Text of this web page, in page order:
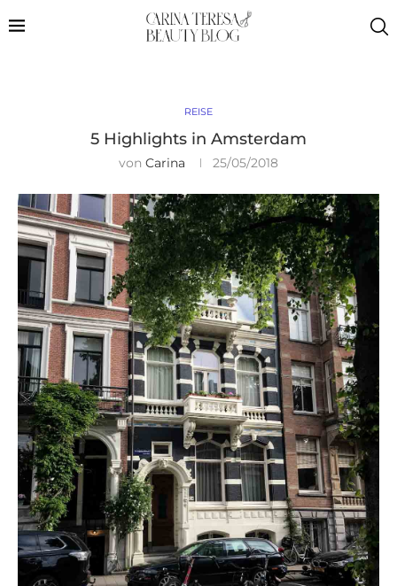
REISE
5 Highlights in Amsterdam
von Carina 25/05/2018